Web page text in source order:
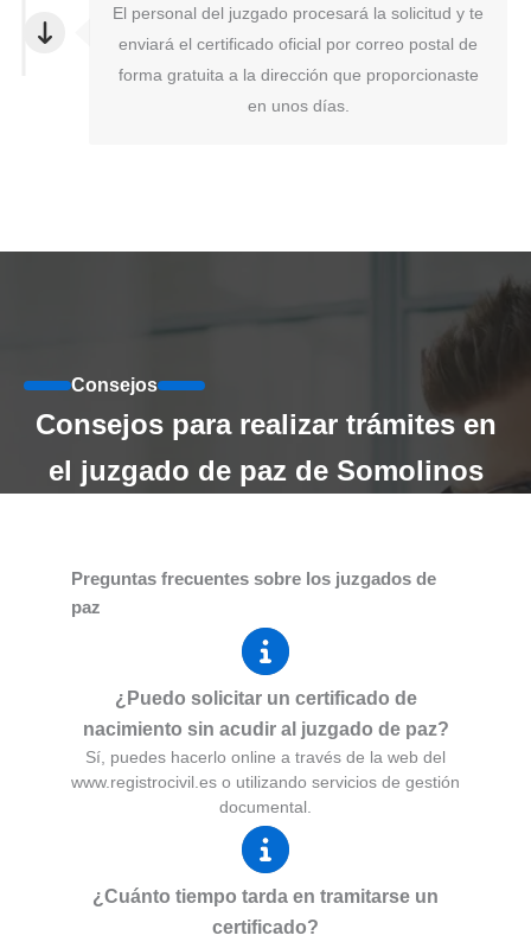
El personal del juzgado procesará la solicitud y te
enviará el certificado oficial por correo postal de
forma gratuita a la dirección que proporcionaste
en unos días.
Consejos
Consejos para realizar trámites en
el juzgado de paz de Somolinos
Preguntas frecuentes sobre los juzgados de
paz
¿Puedo solicitar un certificado de
nacimiento sin acudir al juzgado de paz?
Sí, puedes hacerlo online a través de la web del
www.registrocivil.es o utilizando servicios de gestión
documental.
¿Cuánto tiempo tarda en tramitarse un
certificado?